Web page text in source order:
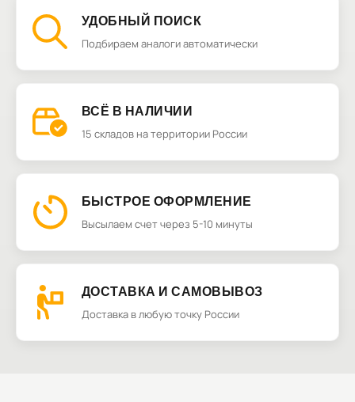
УДОБНЫЙ ПОИСК
Подбираем аналоги автоматически
ВСЁ В НАЛИЧИИ
15 складов на территории России
БЫСТРОЕ ОФОРМЛЕНИЕ
Высылаем счет через 5-10 минуты
ДОСТАВКА И САМОВЫВОЗ
Доставка в любую точку России